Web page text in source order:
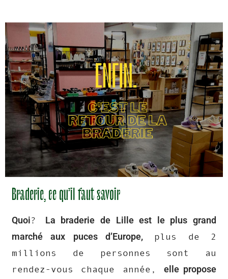
Braderie, ce qu’il faut savoir
Quoi? La braderie de Lille est le plus grand
marché aux puces d’Europe, plus de 2
millions de personnes sont au
rendez-vous chaque année, elle propose